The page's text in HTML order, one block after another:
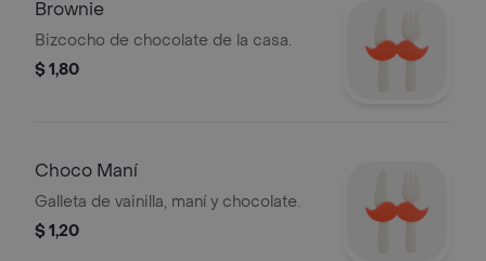
Brownie
Bizcocho de chocolate de la casa.
$ 1,80
Choco Maní
Galleta de vainilla, maní y chocolate.
$ 1,20